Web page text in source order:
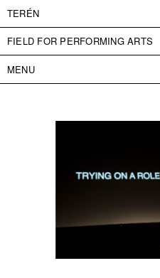
TERÉN
FIELD FOR PERFORMING ARTS
MENU
PARTNERS
ČESKY